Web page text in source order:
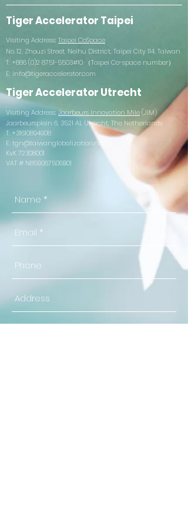
Tiger Accelerator Taipei
Visiting Address: Taipei CoSpace
No. 12, Zhouzi Street, Neihu District, Taipei City 114, Taiwan
T: +886 (0)2 8751-5503#10 （Taipei Co-space number）
E: info@tigeraccelerator.com
Tiger Accelerator Utrecht
Visiting Address:Jaarbeurs Innovation Mile(JIM)
Jaarbeursplein 6, 3521 AL Utrecht, The Netherlands
T: +31610894908
E: tgn@taiwanglobalization.net
KvK72308001
VAT # N859067506B01